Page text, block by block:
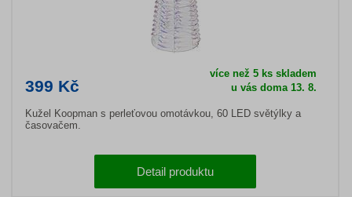
399 Kč
více než 5 ks skladem
u vás doma 13. 8.
Kužel Koopman s perleťovou omotávkou, 60 LED světýlky a
časovačem.
Detail produktu